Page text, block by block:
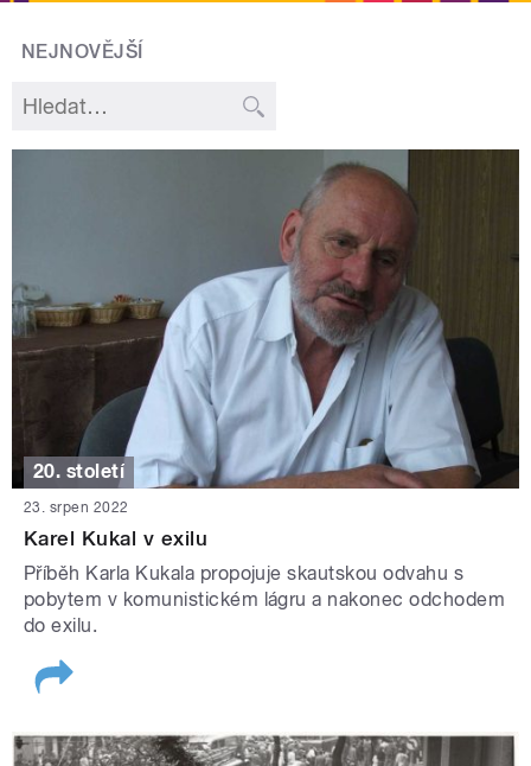
NEJNOVĚJŠÍ
20. století
23. srpen 2022
Karel Kukal v exilu
Příběh Karla Kukala propojuje skautskou odvahu s
pobytem v komunistickém lágru a nakonec odchodem
do exilu.